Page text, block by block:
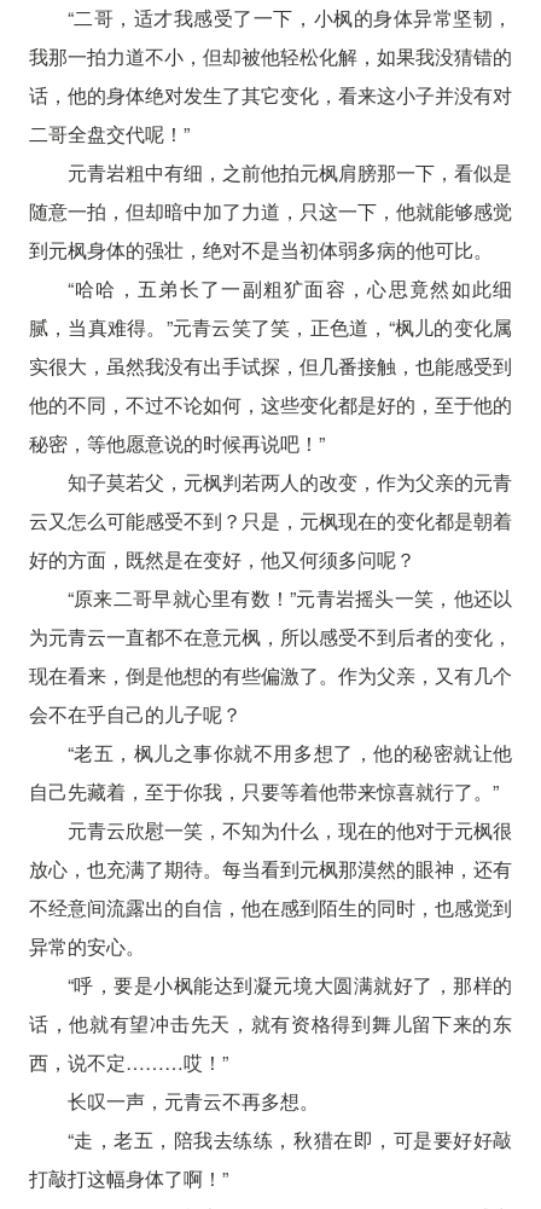
“二哥，适才我感受了一下，小枫的身体异常坚韧，
我那一拍力道不小，但却被他轻松化解，如果我没猜错的
话，他的身体绝对发生了其它变化，看来这小子并没有对
二哥全盘交代呢！”
元青岩粗中有细，之前他拍元枫肩膀那一下，看似是
随意一拍，但却暗中加了力道，只这一下，他就能够感觉
到元枫身体的强壮，绝对不是当初体弱多病的他可比。
“哈哈，五弟长了一副粗犷面容，心思竟然如此细
腻，当真难得。”元青云笑了笑，正色道，“枫儿的变化属
实很大，虽然我没有出手试探，但几番接触，也能感受到
他的不同，不过不论如何，这些变化都是好的，至于他的
秘密，等他愿意说的时候再说吧！”
知子莫若父，元枫判若两人的改变，作为父亲的元青
云又怎么可能感受不到？只是，元枫现在的变化都是朝着
好的方面，既然是在变好，他又何须多问呢？
“原来二哥早就心里有数！”元青岩摇头一笑，他还以
为元青云一直都不在意元枫，所以感受不到后者的变化，
现在看来，倒是他想的有些偏激了。作为父亲，又有几个
会不在乎自己的儿子呢？
“老五，枫儿之事你就不用多想了，他的秘密就让他
自己先藏着，至于你我，只要等着他带来惊喜就行了。”
元青云欣慰一笑，不知为什么，现在的他对于元枫很
放心，也充满了期待。每当看到元枫那漠然的眼神，还有
不经意间流露出的自信，他在感到陌生的同时，也感觉到
异常的安心。
“呼，要是小枫能达到凝元境大圆满就好了，那样的
话，他就有望冲击先天，就有资格得到舞儿留下来的东
西，说不定………哎！”
长叹一声，元青云不再多想。
“走，老五，陪我去练练，秋猎在即，可是要好好敲
打敲打这幅身体了啊！”